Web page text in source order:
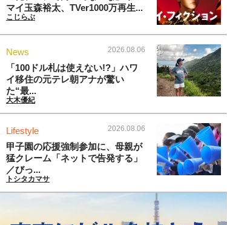
マイ玉森裕太、TVer1000万再生...
こじらぶ
News 2026.08.06
「100ドル札は使えない!?」ハワ
イ移住の元テレ朝アナが驚い
た“最...
大木優紀
Lifestyle 2026.08.06
甲子園の応援強制参加に、母親が
猛クレーム「ネットで告発する」
／びっ...
トシタカマサ